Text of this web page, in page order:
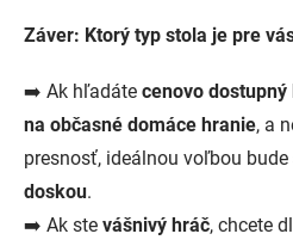
Záver: Ktorý typ stola je pre
➡️ Ak hľadáte cenovo
na občasné domáce hranie, a
presnosť, ideálnou voľbou bude
doskou.
➡️ Ak ste vášnivý hráč, chcete